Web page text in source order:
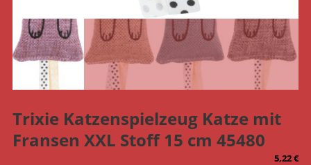
Trixie Katzenspielzeug Katze mit
Fransen XXL Stoff 15 cm 45480
5,22€